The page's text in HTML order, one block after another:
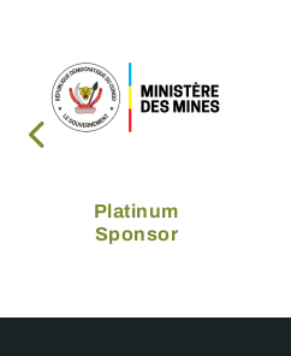
Platinum
Sponsor